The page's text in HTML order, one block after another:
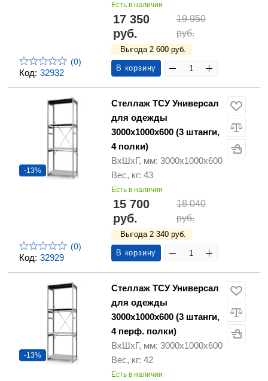
Код: 32932
(0)
Есть в наличии
17 350
руб.
19 950
руб.
Выгода 2 600 руб.
В корзину
Код: 32929
-13%
(0)
Стеллаж ТСУ Универсал
для одежды
3000х1000х600 (3 штанги,
4 полки)
ВхШхГ, мм: 3000х1000х600
Вес, кг: 43
Есть в наличии
15 700
руб.
18 040
руб.
Выгода 2 340 руб.
В корзину
-13%
Стеллаж ТСУ Универсал
для одежды
3000х1000х600 (3 штанги,
4 перф. полки)
ВхШхГ, мм: 3000х1000х600
Вес, кг: 42
Есть в наличии